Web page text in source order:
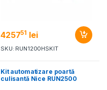
425751 lei
SKU: RUN1200HSKIT
Kit automatizare poartă
culisantă Nice RUN2500